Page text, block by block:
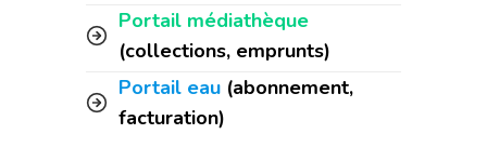
Portail médiathèque
(collections, emprunts)
Portail eau (abonnement,
facturation)